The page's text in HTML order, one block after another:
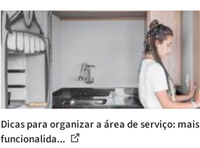
Dicas para organizar a área de serviço: mais
funcionalida...